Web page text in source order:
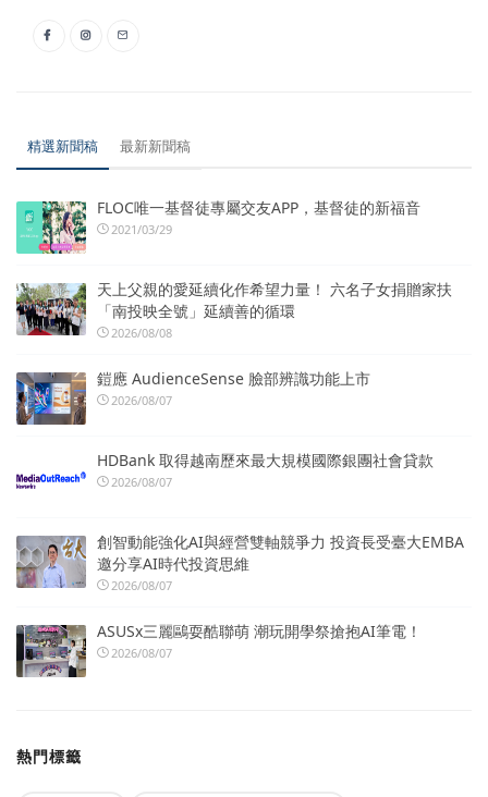
精選新聞稿 最新新聞稿
FLOC唯一基督徒專屬交友APP，基督徒的新福音
2021/03/29
天上父親的愛延續化作希望力量！ 六名子女捐贈家扶
「南投映全號」延續善的循環
2026/08/08
鎧應 AudienceSense 臉部辨識功能上市
2026/08/07
HDBank 取得越南歷來最大規模國際銀團社會貸款
2026/08/07
創智動能強化AI與經營雙軸競爭力 投資長受臺大EMBA
邀分享AI時代投資思維
2026/08/07
ASUSx三麗鷗耍酷聯萌 潮玩開學祭搶抱AI筆電！
2026/08/07
熱門標籤